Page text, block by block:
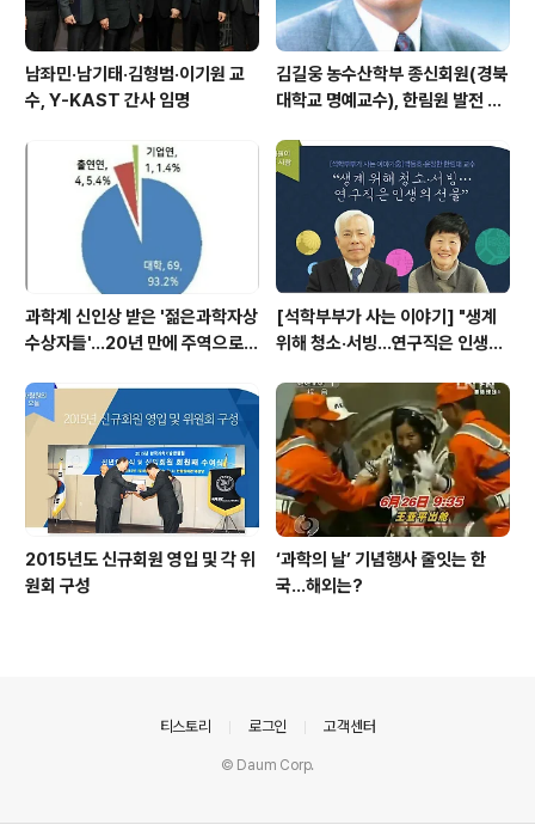
남좌민·남기태·김형범·이기원 교
수, Y-KAST 간사 임명
김길웅 농수산학부 종신회원(경북
대학교 명예교수), 한림원 발전 위
과학계 신인상 받은 '젊은과학자상
수상자들'…20년 만에 주역으로
[석학부부가 사는 이야기] "생계
위해 청소·서빙…연구직은 인생의
2015년도 신규회원 영입 및 각 위
원회 구성
‘과학의 날’ 기념행사 줄잇는 한
국…해외는?
티스토리 로그인 고객센터
© Daum Corp.